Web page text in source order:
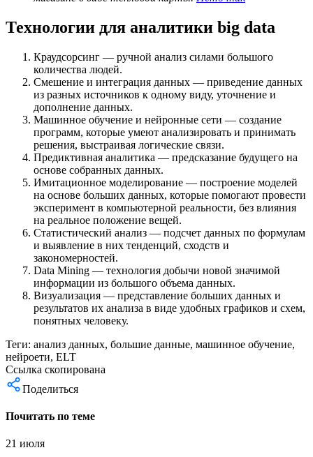
Технологии для аналитики big data
Краудсорсинг — ручной анализ силами большого
количества людей.
Смешение и интеграция данных — приведение данных
из разных источников к одному виду, уточнение и
дополнение данных.
Машинное обучение и нейронные сети — создание
программ, которые умеют анализировать и принимать
решения, выстраивая логические связи.
Предиктивная аналитика — предсказание будущего на
основе собранных данных.
Имитационное моделирование — построение моделей
на основе больших данных, которые помогают провести
эксперимент в компьютерной реальности, без влияния
на реальное положение вещей.
Статистический анализ — подсчет данных по формулам
и выявление в них тенденций, сходств и
закономерностей.
Data Mining — технология добычи новой значимой
информации из большого объема данных.
Визуализация — представление больших данных и
результатов их анализа в виде удобных графиков и схем,
понятных человеку.
Теги: анализ данных, большие данные, машинное обучение,
нейроети, ELT
Ссылка скопирована
Поделиться
Почитать по теме
21 июля